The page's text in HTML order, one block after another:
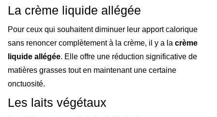
La crème liquide allégée
Pour ceux qui souhaitent diminuer leur apport calorique
sans renoncer complètement à la crème, il y a la crème
liquide allégée. Elle offre une réduction significative de
matières grasses tout en maintenant une certaine
onctuosité.
Les laits végétaux